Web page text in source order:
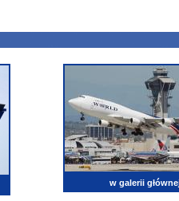
w galerii